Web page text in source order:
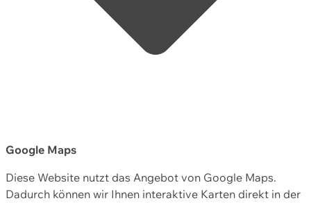
Google Maps
Diese Website nutzt das Angebot von Google Maps.
Dadurch können wir Ihnen interaktive Karten direkt in der